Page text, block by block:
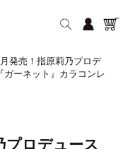
発売！指原莉乃プロデ
ガーネット』カラコンレ
プロデュース